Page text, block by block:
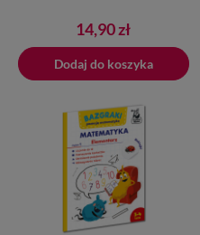
Cena
14,90 zł
Dodaj do koszyka
Dodano do koszyka